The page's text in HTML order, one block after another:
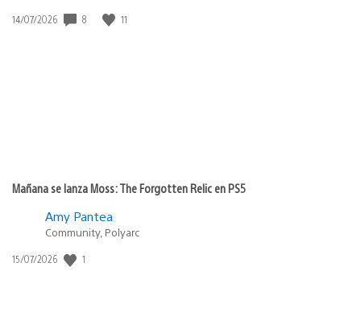
Fecha
14/07/2026 8 11
Mañana se lanza Moss: The Forgotten Relic en PS5
Amy Pantea
Community, Polyarc
Fecha
15/07/2026 1